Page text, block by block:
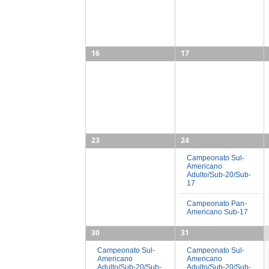
16 17
23 24
Campeonato Sul-
Americano
Adulto/Sub-20/Sub-
17
Campeonato Pan-
Americano Sub-17
30
Campeonato Sul-
Americano
Adulto/Sub-20/Sub-
31
Campeonato Sul-
Americano
Adulto/Sub-20/Sub-